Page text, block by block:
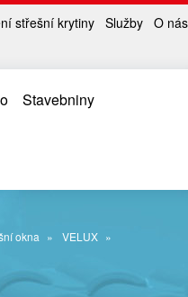
střešní krytiny Služby O nás
Stavebniny
okna
VELUX